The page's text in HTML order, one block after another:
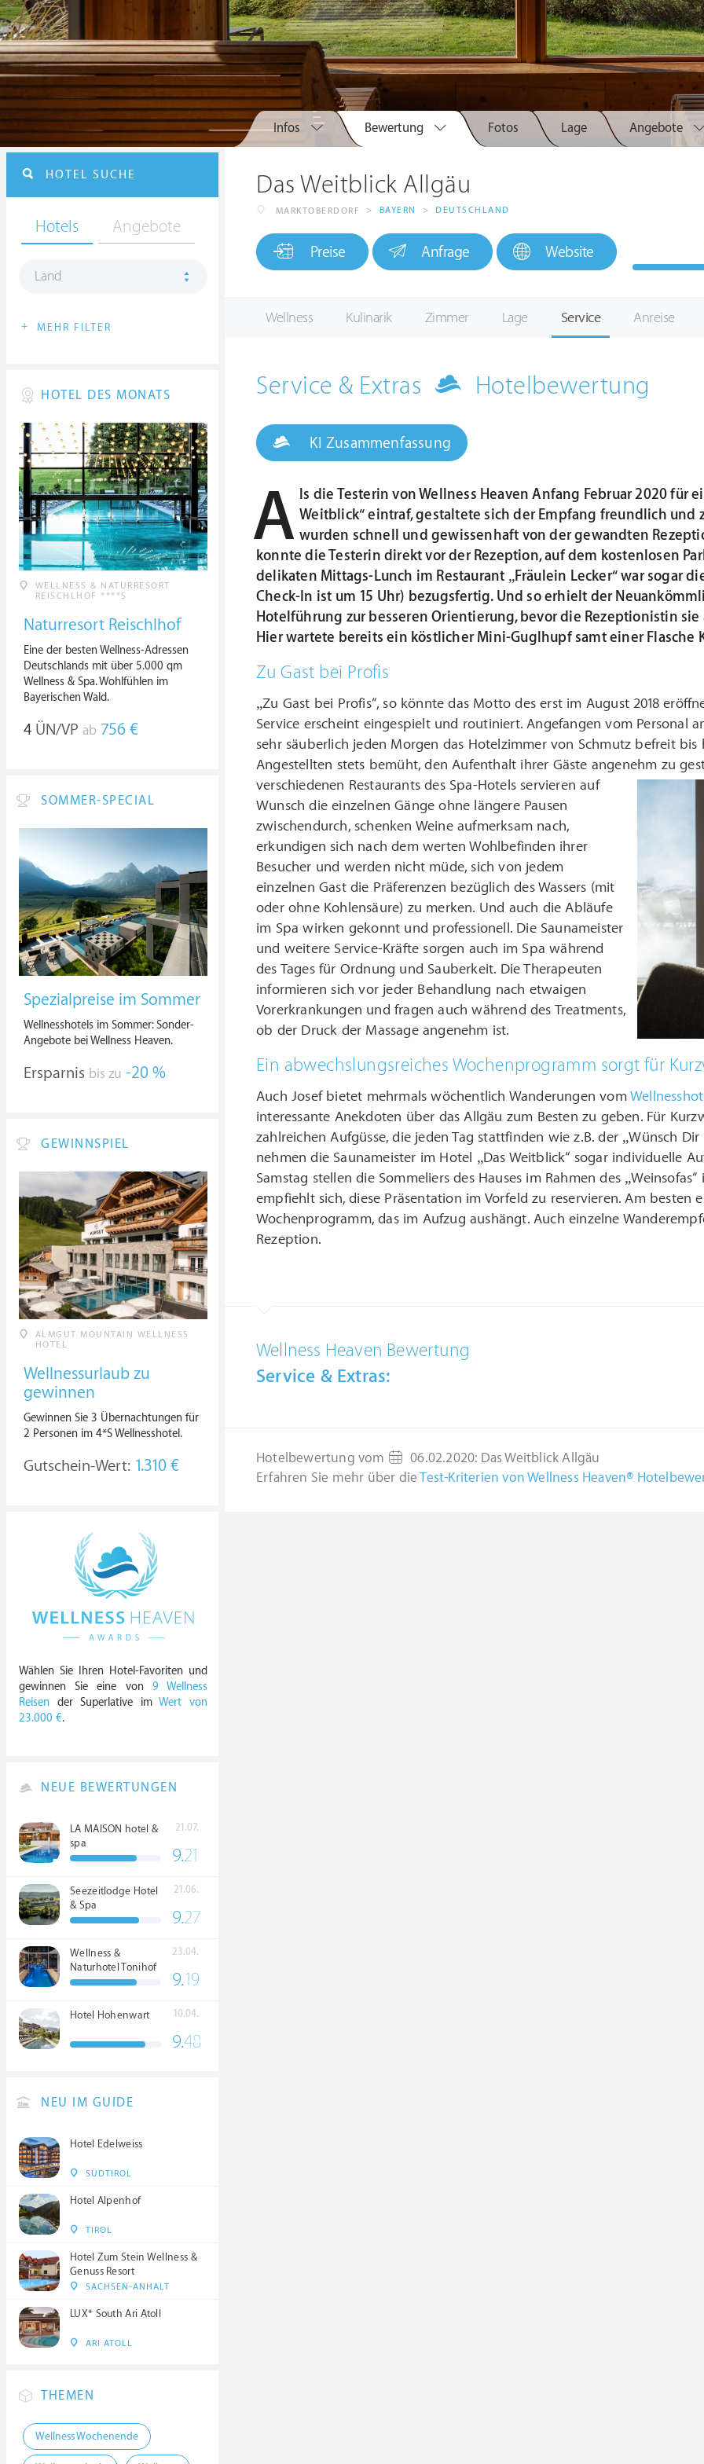
Infos Bewertung Fotos Lage Angebote
Das Weitblick Allgäu
MARKTOBERDORF > BAYERN > DEUTSCHLAND
Preise Anfrage Website
Wellness Kulinarik Zimmer Lage Service Anreise
Service & Extras Hotelbewertung
KI Zusammenfassung
A ls die Testerin von Wellness Heaven Anfang Februar 2020 für
Weitblick“ eintraf, gestaltete sich der Empfang freundlich und
wurden schnell und gewissenhaft von der gewandten
konnte die Testerin direkt vor der Rezeption, auf dem kostenlosen
delikaten Mittags-Lunch im Restaurant „Fräulein Lecker“ war sogar
Check-In ist um 15 Uhr) bezugsfertig. Und so erhielt der
Hotelführung zur besseren Orientierung, bevor die Rezeptionistin sie
Hier wartete bereits ein köstlicher Mini-Guglhupf samt einer Flasche
Zu Gast bei Profis
„Zu Gast bei Profis“, so könnte das Motto des erst im August 2018
Service erscheint eingespielt und routiniert. Angefangen vom Personal
sehr säuberlich jeden Morgen das Hotelzimmer von Schmutz befreit bis
Angestellten stets bemüht, den Aufenthalt ihrer Gäste angenehm zu
verschiedenen Restaurants des Spa-Hotels servieren auf
Wunsch die einzelnen Gänge ohne längere Pausen
zwischendurch, schenken Weine aufmerksam nach,
erkundigen sich nach dem werten Wohlbefinden ihrer
Besucher und werden nicht müde, sich von jedem
einzelnen Gast die Präferenzen bezüglich des Wassers (mit
oder ohne Kohlensäure) zu merken. Und auch die Abläufe
im Spa wirken gekonnt und professionell. Die Saunameister
und weitere Service-Kräfte sorgen auch im Spa während
des Tages für Ordnung und Sauberkeit. Die Therapeuten
informieren sich vor jeder Behandlung nach etwaigen
Vorerkrankungen und fragen auch während des Treatments,
ob der Druck der Massage angenehm ist.
Ein abwechslungsreiches Wochenprogramm sorgt für
Auch Josef bietet mehrmals wöchentlich Wanderungen vom
interessante Anekdoten über das Allgäu zum Besten zu geben. Für
zahlreichen Aufgüsse, die jeden Tag stattfinden wie z.B. der „Wünsch
nehmen die Saunameister im Hotel „Das Weitblick“ sogar individuelle
Samstag stellen die Sommeliers des Hauses im Rahmen des
empfiehlt sich, diese Präsentation im Vorfeld zu reservieren. Am
Wochenprogramm, das im Aufzug aushängt. Auch einzelne
Rezeption.
Wellness Heaven Bewertung
Service & Extras:
Hotelbewertung vom 06.02.2020: Das Weitblick Allgäu
Erfahren Sie mehr über dieTest-Kriterien von Wellness Heaven®
HOTEL SUCHE
Hotels Angebote
Land
+ MEHR FILTER
HOTEL DES MONATS
WELLNESS & NATURRESORT
REISCHLHOF ****S
Naturresort Reischlhof
Eine der besten Wellness-Adressen
Deutschlands mit über 5.000 qm
Wellness & Spa. Wohlfühlen im
Bayerischen Wald.
4 ÜN/VP ab 756 €
SOMMER-SPECIAL
Spezialpreise im Sommer
Wellnesshotels im Sommer: Sonder-
Angebote bei Wellness Heaven.
Ersparnis bis zu -20 %
GEWINNSPIEL
ALMGUT MOUNTAIN WELLNESS
HOTEL
Wellnessurlaub zu
gewinnen
Gewinnen Sie 3 Übernachtungen für
2 Personen im 4*S Wellnesshotel.
Gutschein-Wert: 1.310 €
Wählen Sie Ihren Hotel-Favoriten und
gewinnen Sie eine von 9 Wellness
Reisen der Superlative imWert von
23.000 €.
NEUE BEWERTUNGEN
LA MAISON hotel &
spa
21.07.
9.21
Seezeitlodge Hotel
& Spa
21.06.
9.27
Wellness &
Naturhotel Tonihof
****S
23.04.
9.19
Hotel Hohenwart 10.04.
9.48
NEU IM GUIDE
Hotel Edelweiss
SÜDTIROL
Hotel Alpenhof
TIROL
Hotel Zum Stein Wellness &
Genuss Resort
SACHSEN-ANHALT
LUX* South Ari Atoll
ARI ATOLL
THEMEN
Wellness Wochenende